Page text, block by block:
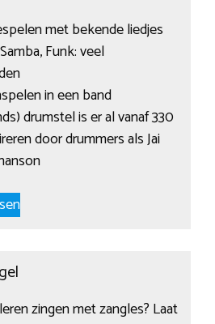
met bekende liedjes
Funk: veel
in een band
drumstel is er al vanaf 330
door drummers als Jai
zingen met zangles? Laat